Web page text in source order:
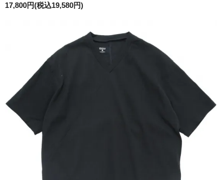
17,800円(税込19,580円)